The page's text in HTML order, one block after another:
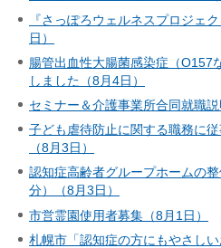
『さっぽろウェルネスプロジェ
日）
腸管出血性大腸菌感染症（O157
しました（8月4日）
セミナー＆介護事業所合同就職
子ども虐待防止に関する職務に
（8月3日）
認知症高齢者グループホームの
分）（8月3日）
市営霊園使用者募集（8月1日）
札幌市「認知症の方にもやさし